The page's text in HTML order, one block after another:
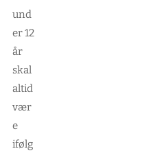
und
er 12
år
skal
altid
vær
e
ifølg